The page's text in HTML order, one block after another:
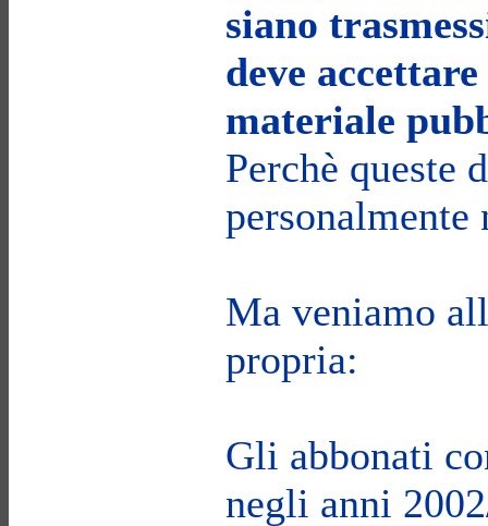
siano
deve
materiale
Perchè queste
personalmente
Ma veniamo
propria:
Gli abbonati
negli anni